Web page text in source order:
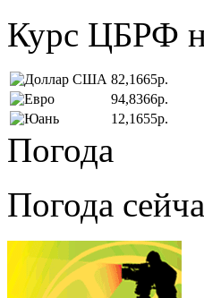
Курс ЦБРФ
82,1665р.
94,8366р.
12,1655р.
Погода
Погода